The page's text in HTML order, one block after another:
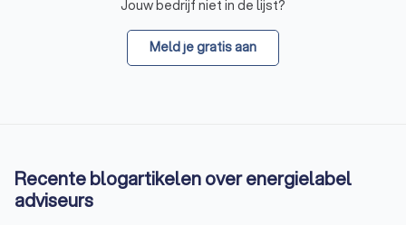
Jouw bedrijf niet in de lijst?
Meld je gratis aan
Recente blogartikelen over energielabel
adviseurs